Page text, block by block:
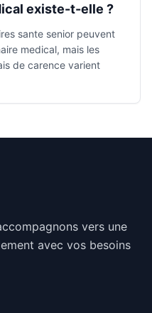
existe-t-elle ?
sante senior peuvent
medical, mais les
de carence varient
vers une
avec vos besoins